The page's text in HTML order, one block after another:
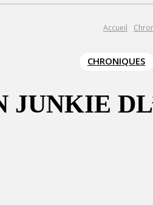
Accueil
CHRONIQUES
JUNKIE